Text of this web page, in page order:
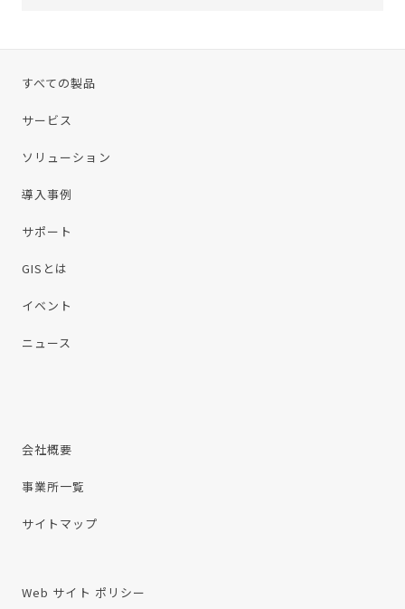
すべての製品
サービス
ソリューション
導入事例
サポート
GISとは
イベント
ニュース
会社概要
事業所一覧
サイトマップ
Web サイト ポリシー